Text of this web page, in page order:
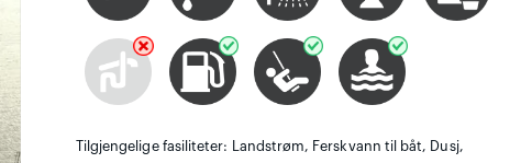
Tilgjengelige fasiliteter: Landstrøm, Ferskvann til båt, Dusj,